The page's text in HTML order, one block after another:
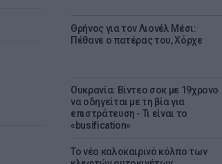
Θρήνος για τον Λιονέλ Μέσι:
Πέθανε ο πατέρας του, Χόρχε
Ουκρανία: Βίντεο σοκ με 19χρονο
να οδηγείται με τη βία για
επιστράτευση - Τι είναι το
«busification»
Το νέο καλοκαιρινό κόλπο των